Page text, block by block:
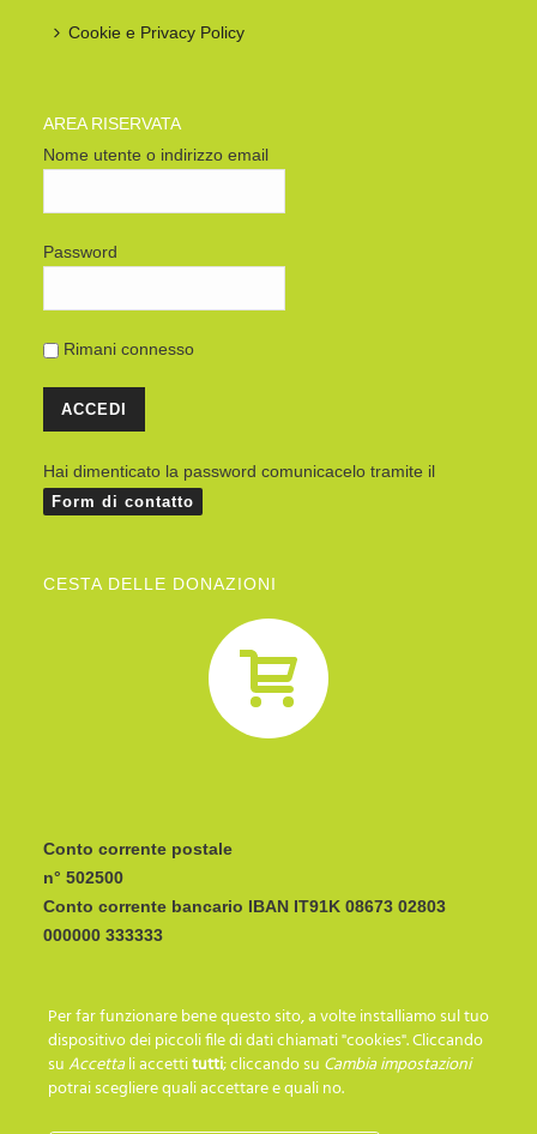
Cookie e Privacy Policy
AREA RISERVATA
Nome utente o indirizzo email
Password
Rimani connesso
Hai dimenticato la password comunicacelo tramite il
Form di contatto
CESTA DELLE DONAZIONI
Conto corrente postale
n° 502500
Conto corrente bancario IBAN
I C R A I T R R I P 0
SEGUICI SU…
Per far funzionare bene questo sito, a volte installiamo sul tuo
dispositivo dei piccoli file di dati chiamati "cookies". Cliccando
suAccettali accettitutti; cliccando su Cambia impostazioni
potrai scegliere quali accettare e quali no.